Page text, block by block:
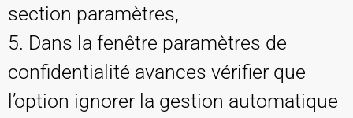
section paramètres,
5. Dans la fenêtre paramètres de
confidentialité avances vérifier que
l’option ignorer la gestion automatique